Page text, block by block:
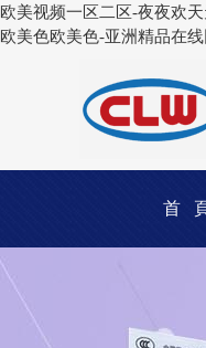
欧美视频一区二区-夜夜欢
欧美色欧美色-亚洲精品在
首